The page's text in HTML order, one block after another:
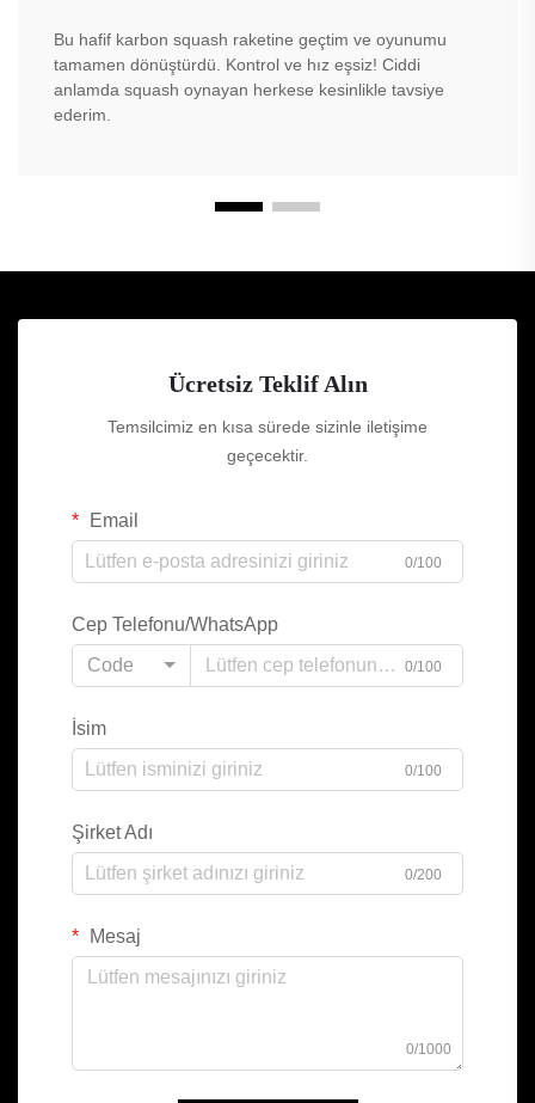
Bu hafif karbon squash raketine geçtim ve oyunumu
tamamen dönüştürdü. Kontrol ve hız eşsiz! Ciddi
anlamda squash oynayan herkese kesinlikle tavsiye
ederim.
Ücretsiz Teklif Alın
Temsilcimiz en kısa sürede sizinle iletişime
geçecektir.
Email
0/100
Cep Telefonu/WhatsApp
Code
0/100
İsim
0/100
Şirket Adı
0/200
Mesaj
0/1000